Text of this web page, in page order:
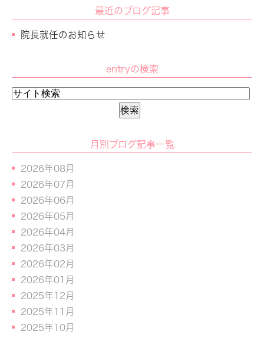
最近のブログ記事
院長就任のお知らせ
entryの検索
月別ブログ記事一覧
2026年08月
2026年07月
2026年06月
2026年05月
2026年04月
2026年03月
2026年02月
2026年01月
2025年12月
2025年11月
2025年10月